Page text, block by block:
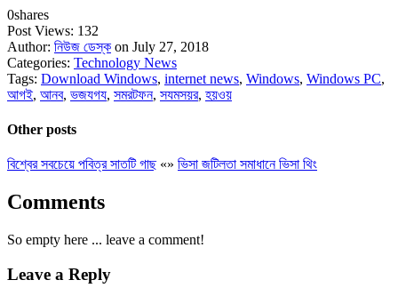
0shares
Post Views: 132
Author: নিউজ ডেস্ক on July 27, 2018
Categories: Technology News
Tags: Download Windows, internet news, Windows, Windows PC,
আগই, আনব, ভজযগয, সমরটফন, সযমসয়র, হয়ওয়
Other posts
বিশ্বের সবচেয়ে পবিত্র সাতটি গাছ«» ভিসা জটিলতা সমাধানে ভিসা থিং
Comments
So empty here ... leave a comment!
Leave a Reply